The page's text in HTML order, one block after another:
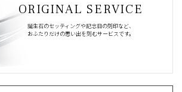
ORIGINAL SERVICE
誕生石のセッティングや記念日の刻印など、
おふたりだけの思い出を刻むサービスです。